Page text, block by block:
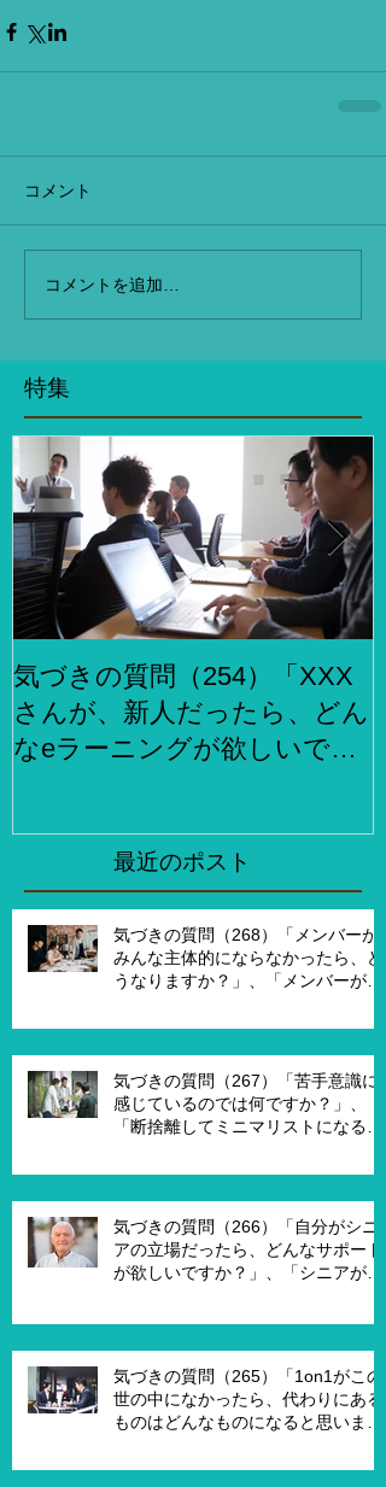
コメント
コメントを追加…
特集
気づきの質問（254）「XXX
さんが、新人だったら、どん
なeラーニングが欲しいです
のですか？」最近のポスト
気づきの質問（268）「メンバーが
みんな主体的にならなかったら、ど
うなりますか？」、「メンバーが主
を実現したいですか？」、「XXさん
トを受ければ、主体的になります
か？」
気づきの質問（267）「苦手意識に
感じているのでは何ですか？」、
「断捨離してミニマリストになるの
うと違うのではないですか？」
気づきの質問（266）「自分がシニ
アの立場だったら、どんなサポート
が欲しいですか？」、「シニアが喜
気づきの質問（265）「1on1がこの
世の中になかったら、代わりにある
ものはどんなものになると思います
を進める為には、どんな仕組みが必